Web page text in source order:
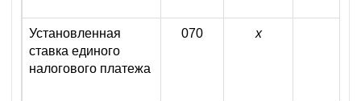
Установленная
ставка единого
налогового платежа
070 х